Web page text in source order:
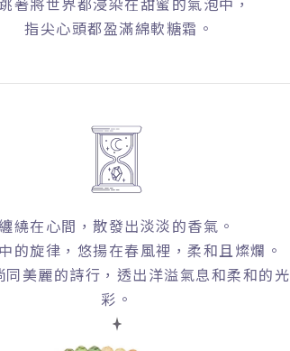
指尖心頭都盈滿綿軟糖霜。
繞在心間，散發出淡淡的香氣。
的旋律，悠揚在春風裡，柔和且燦爛。
同美麗的詩行，透出洋溢氣息和柔和的光
彩。